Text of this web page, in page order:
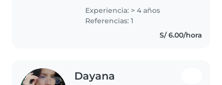
experiencia trabajando con
bebés, niños pequeños,
incluyendo niños con
necesidades especiales como..
Experiencia: > 4 años
Referencias: 1
S/ 6.00/hora
Dayana